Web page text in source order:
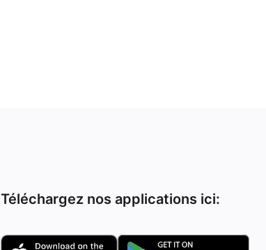
Téléchargez nos applications ici: